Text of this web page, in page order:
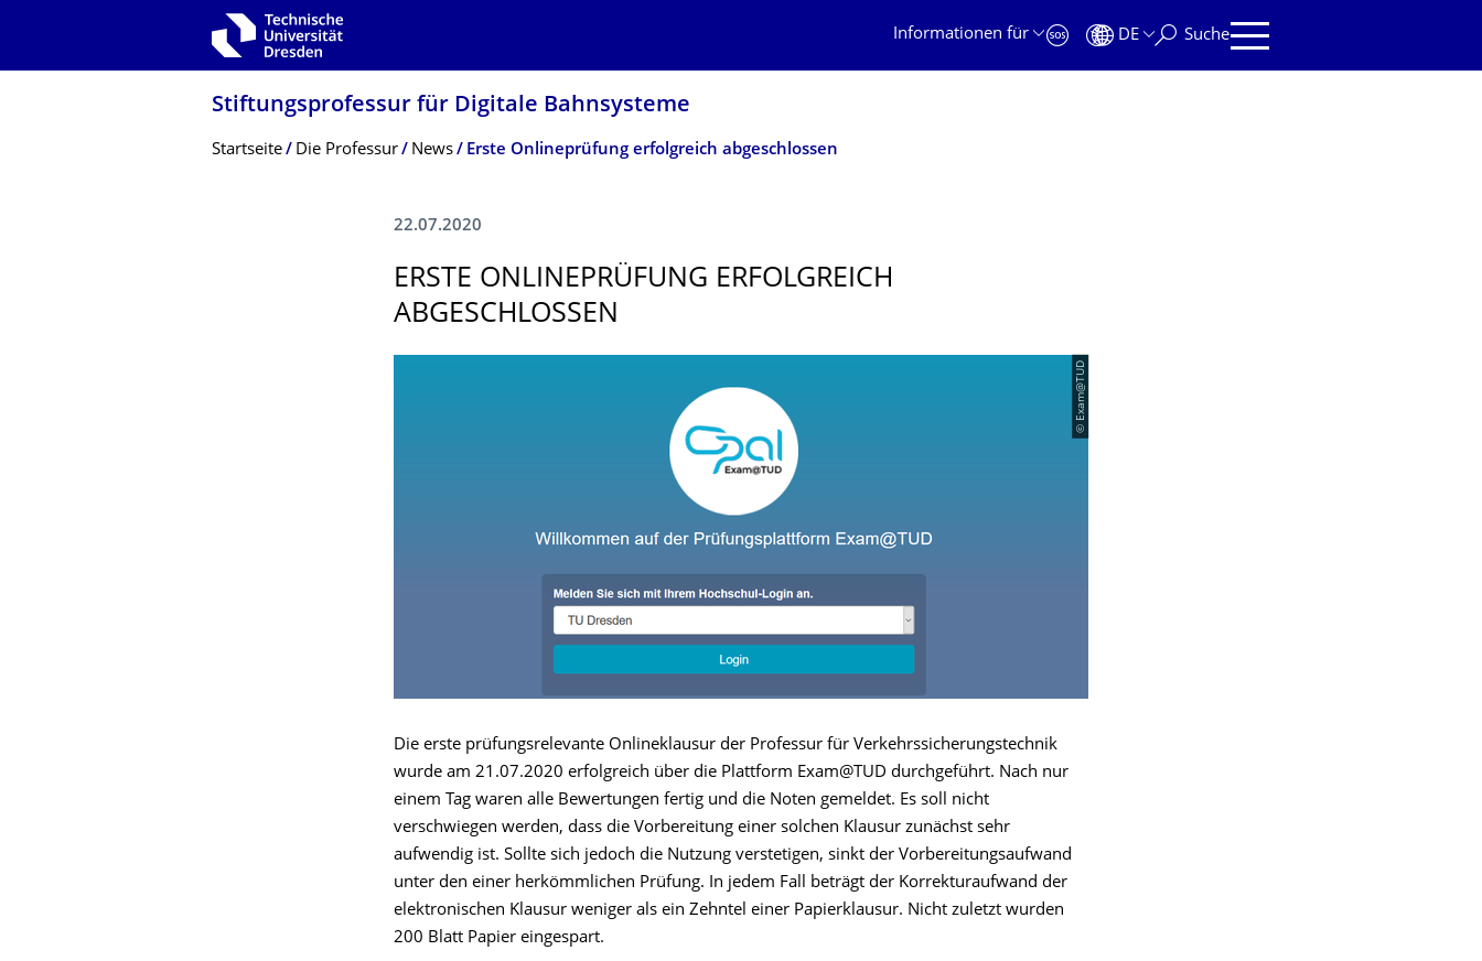
Zur Hauptnavigation springen
Informationen für
DE Suche
Stiftungsprofessur für Digitale Bahnsysteme
Breadcrumb-Menü
Startseite Die Professur News Erste Onlineprüfung erfolgreich abgeschlossen
22.07.2020
ERSTE ONLINEPRÜFUNG ERFOLGREICH
ABGESCHLOSSEN
© Exam@TUD
Die erste prüfungsrelevante Onlineklausur der Professur für Verkehrssicherungstechnik
wurde am 21.07.2020 erfolgreich über die Plattform Exam@TUD durchgeführt. Nach nur
einem Tag waren alle Bewertungen fertig und die Noten gemeldet. Es soll nicht
verschwiegen werden, dass die Vorbereitung einer solchen Klausur zunächst sehr
aufwendig ist. Sollte sich jedoch die Nutzung verstetigen, sinkt der Vorbereitungsaufwand
unter den einer herkömmlichen Prüfung. In jedem Fall beträgt der Korrekturaufwand der
elektronischen Klausur weniger als ein Zehntel einer Papierklausur. Nicht zuletzt wurden
200 Blatt Papier eingespart.